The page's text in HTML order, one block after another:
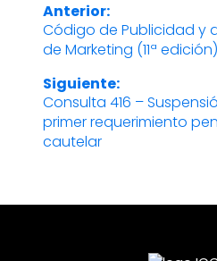
Navegación
de
entradas
Anterior:
Entrada
anterior:
Código de Publicidad y
de Marketing (11ª edición)
Siguiente:
Entrada
siguiente:
Consulta 416 –
primer requerimiento
cautelar